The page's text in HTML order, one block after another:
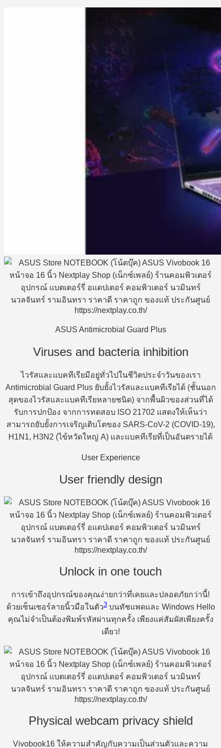
ASUS Antimicrobial Guard Plus
Viruses and bacteria inhibition
ไวรัสและแบคทีเรียมีอยู่ทั่วไปในชีวิตประจำวันของเรา
Antimicrobial Guard Plus ยับยั้งไวรัสและแบคทีเรียได้ (ชั้นนอก
สุดของไวรัสและแบคทีเรียหลายชนิด) จากพื้นผิวของส่วนที่ได้
รับการปกป้อง จากการทดสอบ ISO 21702 แสดงให้เห็นว่า
สามารถยับยั้งการเจริญเติบโตของ SARS-CoV-2 (COVID-19),
H1N1, H3N2 (ไข้หวัดใหญ่ A) และแบคทีเรียที่เป็นอันตรายได้
User Experience
User friendly design
Unlock in one touch
การเข้าถึงอุปกรณ์ของคุณง่ายกว่าที่เคยและปลอดภัยกว่านี้!
ด้วยเซ็นเซอร์ลายนิ้วมือในตัว3บนทัชแพดและ Windows Hello
คุณไม่จำเป็นต้องพิมพ์รหัสผ่านทุกครั้ง เพียงแค่สัมผัสเพียงครั้ง
เดียว!
Physical webcam privacy shield
Vivobook16 ให้ความสำคัญกับความเป็นส่วนตัวและความ